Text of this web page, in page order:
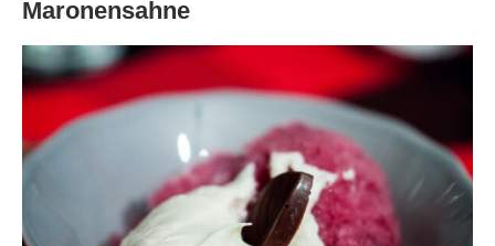
Maronensahne